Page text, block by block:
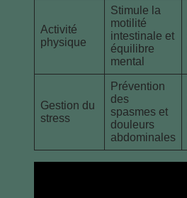
Activité
physique
Stimule la
motilité
intestinale et
équilibre
mental
Gestion du
stress
Prévention
des
spasmes et
douleurs
abdominales